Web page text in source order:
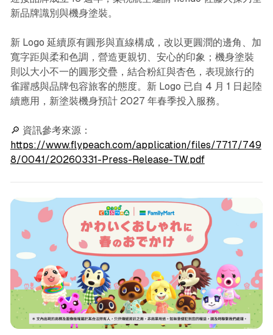
新品牌識別與機身塗裝。
新 Logo 延續原有圓形與直線構成，改以更圓潤的邊角、加
寬字距與柔和色調，營造更親切、安心的印象；機身塗裝
則以大小不一的圓形交疊，結合粉紅與杏色，表現旅行的
雀躍感與品牌包容旅客的態度。新 Logo 已自 4 月 1 日起陸
續應用，新塗裝機身預計 2027 年春季投入服務。
🔎 資訊參考來源：
https://www.flypeach.com/application/files/7717/749
8/0041/20260331-Press-Release-TW.pdf